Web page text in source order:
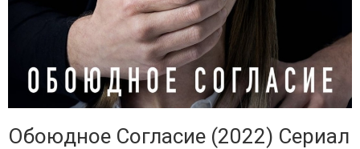
Обоюдное Согласие (2022) Сериал